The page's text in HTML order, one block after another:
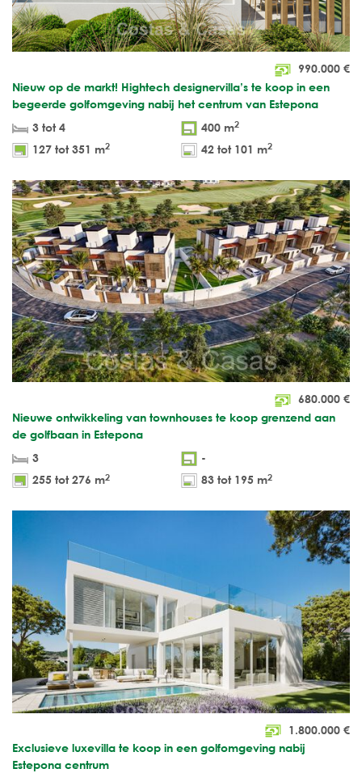
990.000 €
Nieuw op de markt! Hightech designervilla’s te koop in een
begeerde golfomgeving nabij het centrum van Estepona
3 tot 4
400 m2
127 tot 351 m2 42 tot 101 m2
680.000 €
Nieuwe ontwikkeling van townhouses te koop grenzend aan
de golfbaan in Estepona
3
-
255 tot 276 m2 83 tot 195 m2
1.800.000 €
Exclusieve luxevilla te koop in een golfomgeving nabij
Estepona centrum